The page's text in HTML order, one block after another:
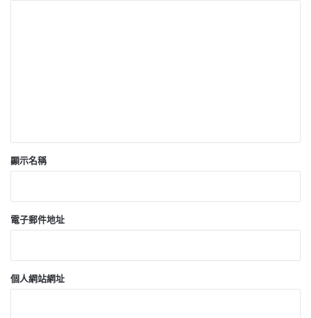
顯示名稱
電子郵件地址
個人網站網址